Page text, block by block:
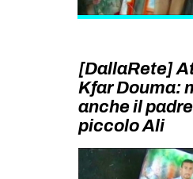
GAZA
MSM
STUDENTI
[DallaRete]
Kfar Douma:
anche il
piccolo Ali